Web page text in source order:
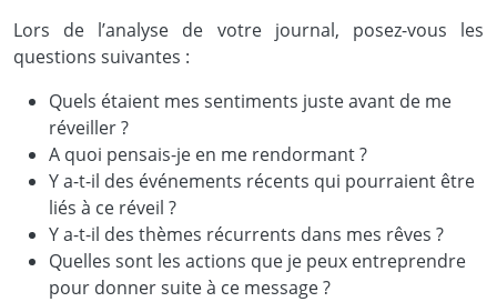
Lors de l’analyse de votre journal, posez-vous les
questions suivantes :
Quels étaient mes sentiments juste avant de me
réveiller ?
A quoi pensais-je en me rendormant ?
Y a-t-il des événements récents qui pourraient être
liés à ce réveil ?
Y a-t-il des thèmes récurrents dans mes rêves ?
Quelles sont les actions que je peux entreprendre
pour donner suite à ce message ?